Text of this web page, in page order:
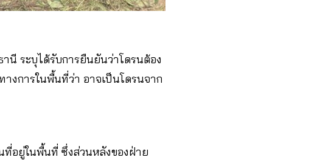
นี ระบุได้รับการยืนยันว่าโดรนต้อง
งการในพื้นที่ว่า อาจเป็นโดรนจาก
ที่อยู่ในพื้นที่ ซึ่งส่วนหลังของฝ่าย